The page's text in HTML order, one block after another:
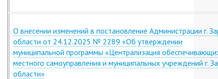
О внесении изменений в постановление Администрации г.
области от 24.12.2025 № 2289 «Об утверждении
муниципальной программы «Централизация
местного самоуправления и муниципальных учреждений г.
области»